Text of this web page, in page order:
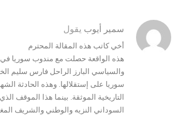
سمير أيوب يقول
أخي كاتب هذه المقالة المحترم
هذه الواقعة حصلت مع مندوب سوريا في
والسياسي البارز الراحل فارس سليم
سوريا على إستقلالها. وهذه الحادثة
التاريخية الموثقة. بينما هذا الموقف
السوداني النزيه والوطني والشريف